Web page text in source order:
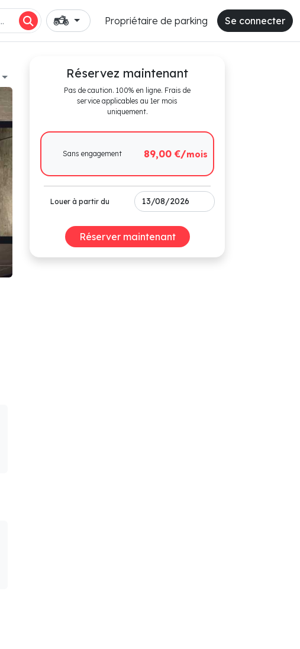
Propriétaire de parking Se connecter
Réservez maintenant
Pas de caution. 100% en ligne. Frais de
service applicables au 1er mois
uniquement.
Sans engagement 89,00 €/mois
Louer à partir du
Réserver maintenant